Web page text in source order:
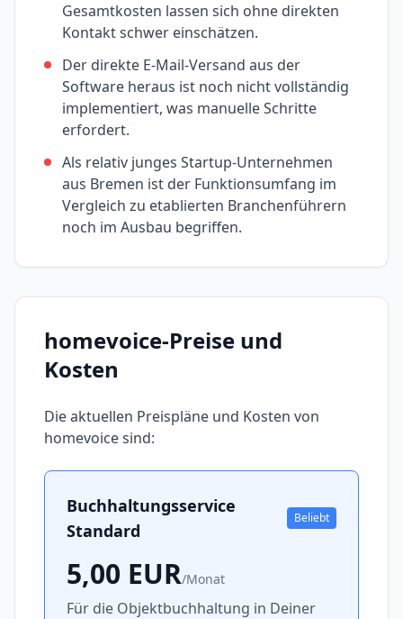
Gesamtkosten lassen sich ohne direkten
Kontakt schwer einschätzen.
Der direkte E-Mail-Versand aus der
Software heraus ist noch nicht vollständig
implementiert, was manuelle Schritte
erfordert.
Als relativ junges Startup-Unternehmen
aus Bremen ist der Funktionsumfang im
Vergleich zu etablierten Branchenführern
noch im Ausbau begriffen.
homevoice-Preise und
Kosten
Die aktuellen Preispläne und Kosten von
homevoicesind:
Buchhaltungsservice
Standard
Beliebt
5,00 EUR/Monat
Für die Objektbuchhaltung in Deiner